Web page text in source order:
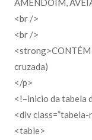
<br />
<br />
cruzada)
</p>
<!–inicio da tabela
<div
<table>